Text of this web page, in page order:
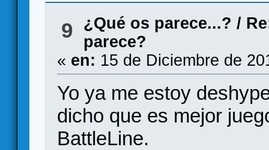
9 ¿Qué os parece...? /
parece?
« en: 15 de Diciembre de
Yo ya me estoy
dicho que es mejor
BattleLine.